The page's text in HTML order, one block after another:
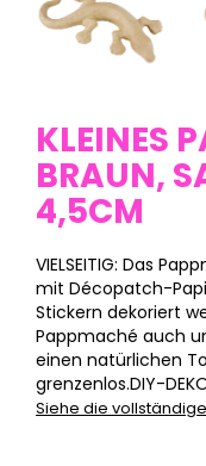
KLEINES
BRAUN,
4,5CM
VIELSEITIG: Das
mit Décopatch-
Stickern dekoriert
Pappmaché auch
einen natürlichen
grenzenlos.DIY-
Siehe die